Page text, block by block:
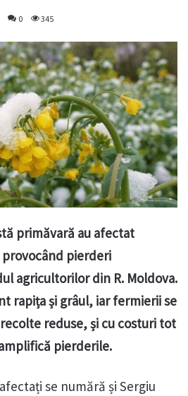
0 345
primăvară au afectat
pierderi
agricultorilor din R. Moldova.
rapița și grâul, iar fermierii se
reduse, și cu costuri tot
pierderile.
se numără și Sergiu